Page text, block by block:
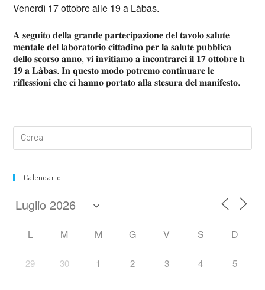
Venerdì 17 ottobre alle 19 a Làbas.
𝐀 𝐬𝐞𝐠𝐮𝐢𝐭𝐨 𝐝𝐞𝐥𝐥𝐚 𝐠𝐫𝐚𝐧𝐝𝐞 𝐩𝐚𝐫𝐭𝐞𝐜𝐢𝐩𝐚𝐳𝐢𝐨𝐧𝐞 𝐝𝐞𝐥 𝐭𝐚𝐯𝐨𝐥𝐨 𝐬𝐚𝐥𝐮𝐭𝐞
𝐦𝐞𝐧𝐭𝐚𝐥𝐞 𝐝𝐞𝐥 𝐥𝐚𝐛𝐨𝐫𝐚𝐭𝐨𝐫𝐢𝐨 𝐜𝐢𝐭𝐭𝐚𝐝𝐢𝐧𝐨 𝐩𝐞𝐫 𝐥𝐚 𝐬𝐚𝐥𝐮𝐭𝐞 𝐩𝐮𝐛𝐛𝐥𝐢𝐜𝐚
𝐝𝐞𝐥𝐥𝐨 𝐬𝐜𝐨𝐫𝐬𝐨 𝐚𝐧𝐧𝐨, 𝐯𝐢 𝐢𝐧𝐯𝐢𝐭𝐢𝐚𝐦𝐨 𝐚 𝐢𝐧𝐜𝐨𝐧𝐭𝐫𝐚𝐫𝐜𝐢 𝐢𝐥 𝟏𝟕 𝐨𝐭𝐭𝐨𝐛𝐫𝐞 𝐡
𝟏𝟗 𝐚 𝐋𝐚̀𝐛𝐚𝐬. 𝐈𝐧 𝐪𝐮𝐞𝐬𝐭𝐨 𝐦𝐨𝐝𝐨 𝐩𝐨𝐭𝐫𝐞𝐦𝐨 𝐜𝐨𝐧𝐭𝐢𝐧𝐮𝐚𝐫𝐞 𝐥𝐞
𝐫𝐢𝐟𝐥𝐞𝐬𝐬𝐢𝐨𝐧𝐢 𝐜𝐡𝐞 𝐜𝐢 𝐡𝐚𝐧𝐧𝐨 𝐩𝐨𝐫𝐭𝐚𝐭𝐨 𝐚𝐥𝐥𝐚 𝐬𝐭𝐞𝐬𝐮𝐫𝐚 𝐝𝐞𝐥 𝐦𝐚𝐧𝐢𝐟𝐞𝐬𝐭𝐨.
Calendario
L M M G V S D
29 30 1 2 3 4 5